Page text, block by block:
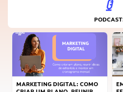
MARKETING DIGITAL: COMO